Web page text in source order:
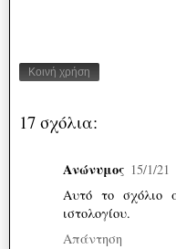
Κοινή χρήση
17 σχόλια:
Ανώνυμος 15/1/21
Αυτό το σχόλιο
ιστολογίου.
Απάντηση